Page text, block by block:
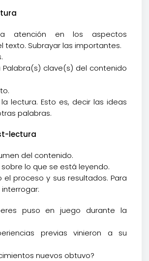
atención en los aspectos
texto. Subrayar las importantes.
Palabra(s) clave(s) del contenido
la lectura. Esto es, decir las ideas
palabras.
lectura
del contenido.
sobre lo que se está leyendo.
el proceso y sus resultados. Para
puso en juego durante la
previas vinieron a su
nuevos obtuvo?